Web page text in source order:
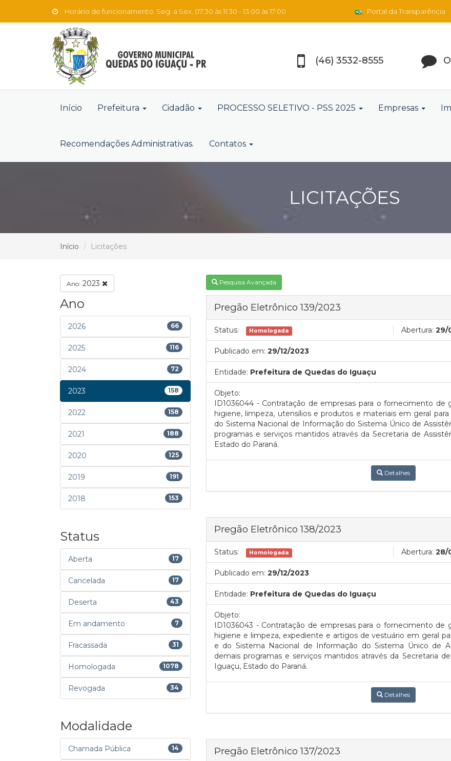
Horário de funcionamento: Seg. a Sex. 07:30 às 11:30 - 13:00 às 17:00 Portal da Transparência
(46) 3532-8555
Início Prefeitura Cidadão PROCESSO SELETIVO - PSS 2025 Empresas
Recomendações Administrativas. Contatos
LICITAÇÕES
Início Licitações
Ano: 2023
Ano
2026 66
2025 116
2024 72
2023 158
2022 158
2021 188
2020 125
2019 191
2018 153
Status
Aberta 17
Cancelada 17
Deserta 43
Em andamento 7
Fracassada 31
Homologada 1078
Revogada 34
Modalidade
Chamada Pública 14
Pesquisa Avançada
Pregão Eletrônico 139/2023
Status: Homologada Abertura: 29/
Publicado em: 29/12/2023
Entidade: Prefeitura de Quedas do Iguaçu
Objeto:
ID1036044 - Contratação de empresas para o fornecimento de
higiene, limpeza, utensílios e produtos e materiais em geral
do Sistema Nacional de Informação do Sistema Único de
programas e serviços mantidos através da Secretaria de
Estado do Paraná.
Detalhes
Pregão Eletrônico 138/2023
Status: Homologada Abertura: 28/
Publicado em: 29/12/2023
Entidade: Prefeitura de Quedas do Iguaçu
Objeto:
ID1036043 - Contratação de empresas para o fornecimento de
higiene e limpeza, expediente e artigos de vestuário em geral
e do Sistema Nacional de Informação do Sistema Único de
demais programas e serviços mantidos através da Secretaria
Iguaçu, Estado do Paraná.
Detalhes
Pregão Eletrônico 137/2023